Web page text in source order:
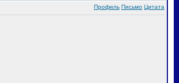
Профиль Письмо Цитата